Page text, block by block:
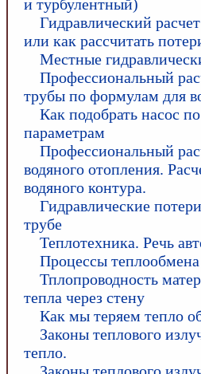
и турбулентный)
Гидравлический
или как рассчитать
Местные
Профессиональный
трубы по формулам для
Как подобрать насос
параметрам
Профессиональный
водяного отопления.
водяного контура.
Гидравлические
трубе
Теплотехника. Речь
Процессы теплообмена
Тплопроводность
тепла через стену
Как мы теряем тепло
Законы теплового
тепло.